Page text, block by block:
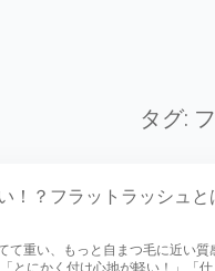
タグ:
！？フラットラッシュと
て重い、もっと自まつ毛に近い質
とにかく付け心地が軽い！」「仕